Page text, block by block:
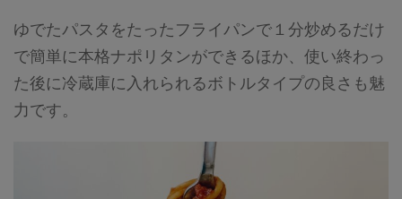
ゆでたパスタをたったフライパンで１分炒めるだけ
で簡単に本格ナポリタンができるほか、使い終わっ
た後に冷蔵庫に入れられるボトルタイプの良さも魅
力です。